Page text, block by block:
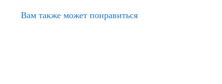
Вам также может понравиться